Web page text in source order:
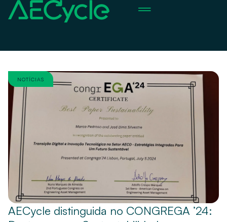
NOTÍCIAS
AECycle distinguida no CONGREGA ’24: